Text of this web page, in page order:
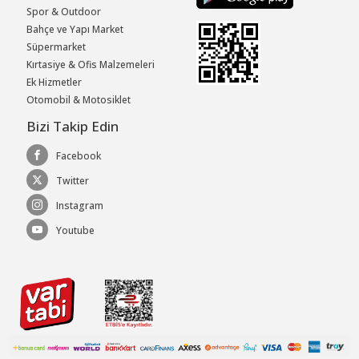
Spor & Outdoor
Bahçe ve Yapı Market
Süpermarket
Kırtasiye & Ofis Malzemeleri
Ek Hizmetler
Otomobil & Motosiklet
Bizi Takip Edin
Facebook
Twitter
Instagram
Youtube